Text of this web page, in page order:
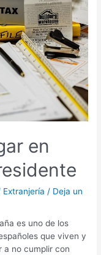
en
Extranjería / Deja un
es uno de los
que viven y
a no cumplir con